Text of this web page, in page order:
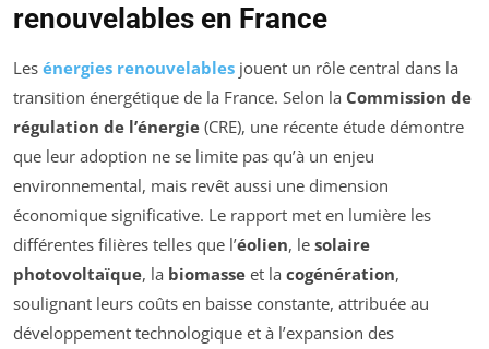
renouvelables en France
Les énergies renouvelables jouent un rôle central dans la
transition énergétique de la France. Selon la Commission de
régulation de l’énergie (CRE), une récente étude démontre
que leur adoption ne se limite pas qu’à un enjeu
environnemental, mais revêt aussi une dimension
économique significative. Le rapport met en lumière les
différentes filières telles que l’éolien, le solaire
photovoltaïque, la biomasse et la cogénération,
soulignant leurs coûts en baisse constante, attribuée au
développement technologique et à l’expansion des